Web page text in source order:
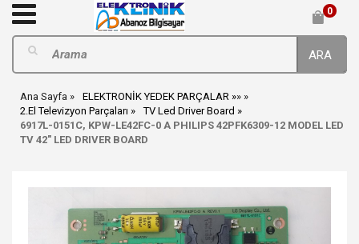
0
ARA
Ana Sayfa ELEKTRONİK YEDEK PARÇALAR
»
2.El Televizyon Parçaları
»
TV Led Driver Board
6917L-0151C, KPW-LE42FC-0 A PHILIPS 42PFK6309-12 MODEL LED
TV 42" LED DRIVER BOARD